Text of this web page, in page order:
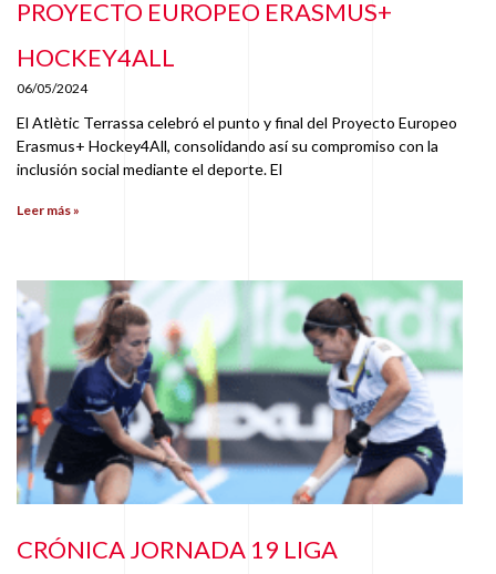
PROYECTO EUROPEO ERASMUS+
HOCKEY4ALL
06/05/2024
El Atlètic Terrassa celebró el punto y final del Proyecto Europeo
Erasmus+ Hockey4All, consolidando así su compromiso con la
inclusión social mediante el deporte. El
Leer más »
CRÓNICA JORNADA 19 LIGA